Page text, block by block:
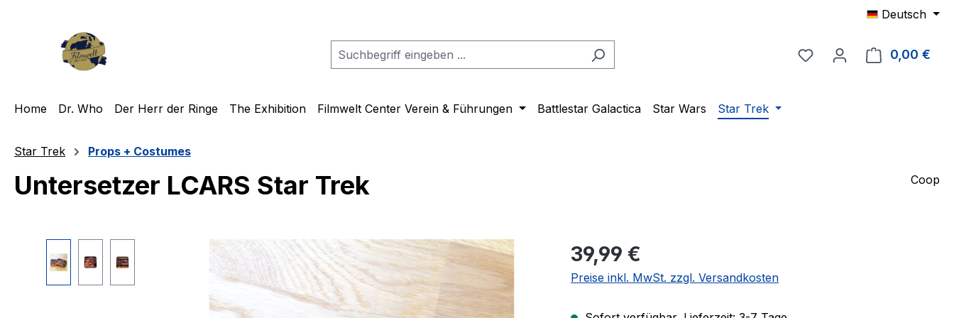
Deutsch
Du hast 0 Produkte auf
0,00 €
Home Dr. Who Der Herr der Ringe The Exhibition Filmwelt Center Verein & Führungen Battlestar Galactica Star Wars Star Trek
Star Trek Props + Costumes
Untersetzer LCARS Star Trek Coop
Regulärer Preis:
39,99 €
Preise inkl. MwSt. zzgl. Versandkosten